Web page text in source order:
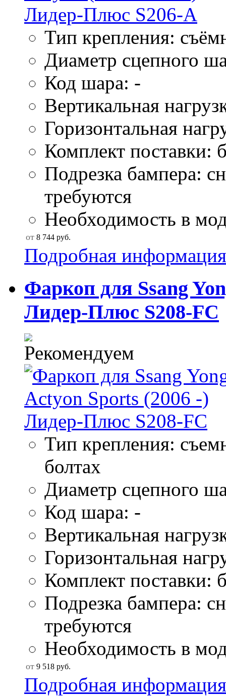
Тип крепления:
Диаметр сцепного
Код шара: -
Вертикальная
Горизонтальная
Комплект поставки:
Подрезка бампера:
требуются
Необходимость в
от 8 744 руб.
Подробная информация
Фаркоп для Ssang
Лидер-Плюс S208-FC
Тип крепления:
болтах
Диаметр сцепного
Код шара: -
Вертикальная
Горизонтальная
Комплект поставки:
Подрезка бампера:
требуются
Необходимость в
от 9 518 руб.
Подробная информация